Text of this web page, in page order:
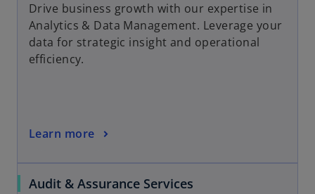
Drive business growth with our expertise in
Analytics & Data Management. Leverage your
data for strategic insight and operational
efficiency.
Learn more
Audit & Assurance Services